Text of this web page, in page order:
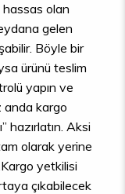
hassas olan
gelen
Böyle bir
ürünü teslim
yapın ve
anda kargo
hazırlatın. Aksi
olarak yerine
yetkilisi
çıkabilecek